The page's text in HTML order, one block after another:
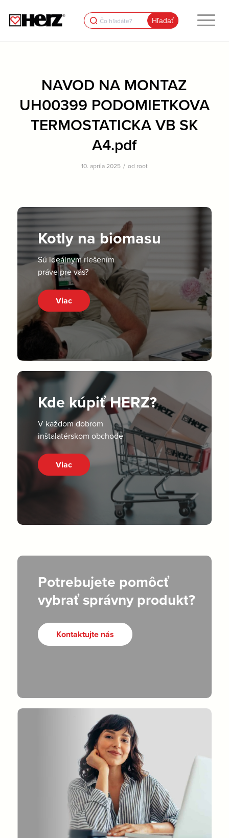
Search
for:
NAVOD NA MONTAZ
UH00399 PODOMIETKOVA
TERMOSTATICKA VB SK
A4.pdf
10. apríla 2025 / od root
Kotly na biomasu
Sú ideálnym riešením
práve pre vás?
Viac
Kde kúpiť HERZ?
V každom dobrom
inštalatérskom obchode
Viac
Potrebujete pomôcť
vybrať správny produkt?
Kontaktujte nás